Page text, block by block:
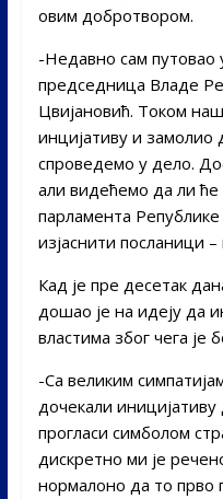
овим добротвором.
-Недавно сам путовао
председница Владе
Цвијановић. Током
инцијативу и замолио
спроведемо у дело.
али видећемо да ли ће
парламента
изјаснити посланици
Кад је пре десетак
дошао је на идеју да
властима због чега је
-Са великим
дочекали
прогласи симболом
дискретно ми је
нормалоно да то прво